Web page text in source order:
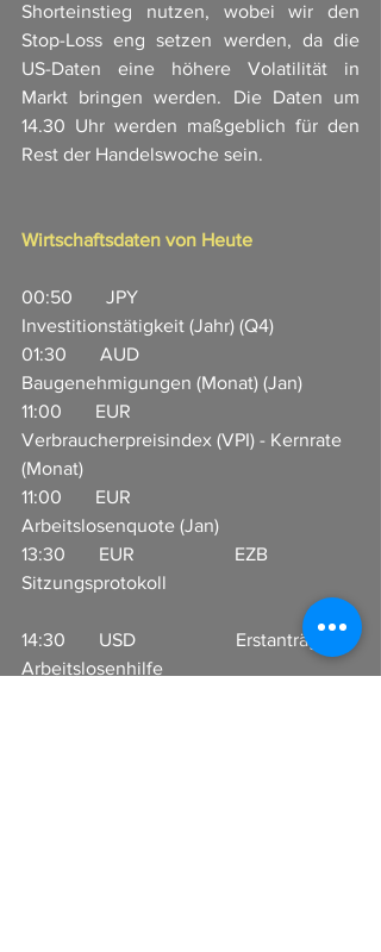
Shorteinstieg nutzen, wobei wir den
Stop-Loss eng setzen werden, da die
US-Daten eine höhere Volatilität in
Markt bringen werden. Die Daten um
14.30 Uhr werden maßgeblich für den
Rest der Handelswoche sein.
Wirtschaftsdaten von Heute
00:50       JPY
Investitionstätigkeit (Jahr) (Q4)
01:30       AUD
Baugenehmigungen (Monat) (Jan)
11:00       EUR
Verbraucherpreisindex (VPI) - Kernrate
(Monat)
11:00       EUR
Arbeitslosenquote (Jan)
13:30       EUR                     EZB
Sitzungsprotokoll
14:30       USD                     Erstanträge
Arbeitslosenhilfe